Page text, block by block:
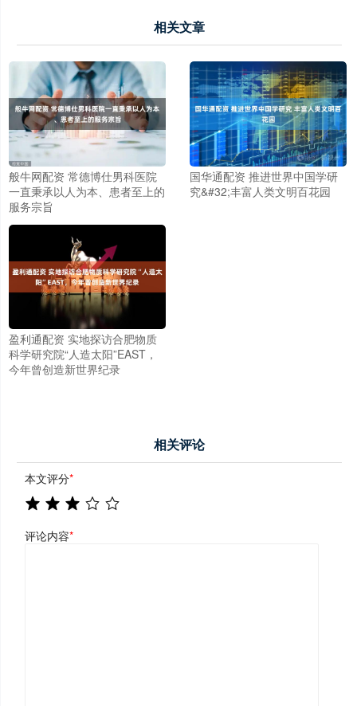
相关文章
般牛网配资 常德博仕男科医院
一直秉承以人为本、患者至上的
服务宗旨
国华通配资 推进世界中国学研
究&#32;丰富人类文明百花园
盈利通配资 实地探访合肥物质
科学研究院“人造太阳”EAST，
今年曾创造新世界纪录
相关评论
本文评分*
评论内容*